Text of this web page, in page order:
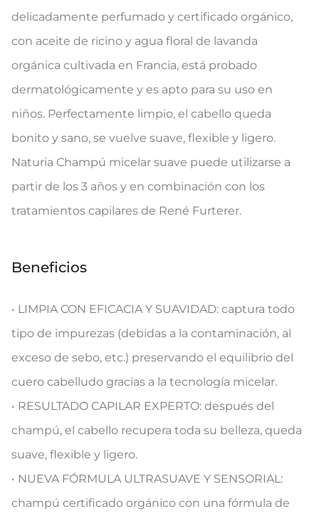
delicadamente perfumado y certificado orgánico,
con aceite de ricino y agua floral de lavanda
orgánica cultivada en Francia, está probado
dermatológicamente y es apto para su uso en
niños. Perfectamente limpio, el cabello queda
bonito y sano, se vuelve suave, flexible y ligero.
Naturia Champú micelar suave puede utilizarse a
partir de los 3 años y en combinación con los
tratamientos capilares de René Furterer.
Beneficios
• LIMPIA CON EFICACIA Y SUAVIDAD: captura todo
tipo de impurezas (debidas a la contaminación, al
exceso de sebo, etc.) preservando el equilibrio del
cuero cabelludo gracias a la tecnología micelar.
• RESULTADO CAPILAR EXPERTO: después del
champú, el cabello recupera toda su belleza, queda
suave, flexible y ligero.
• NUEVA FÓRMULA ULTRASUAVE Y SENSORIAL:
champú certificado orgánico con una fórmula de